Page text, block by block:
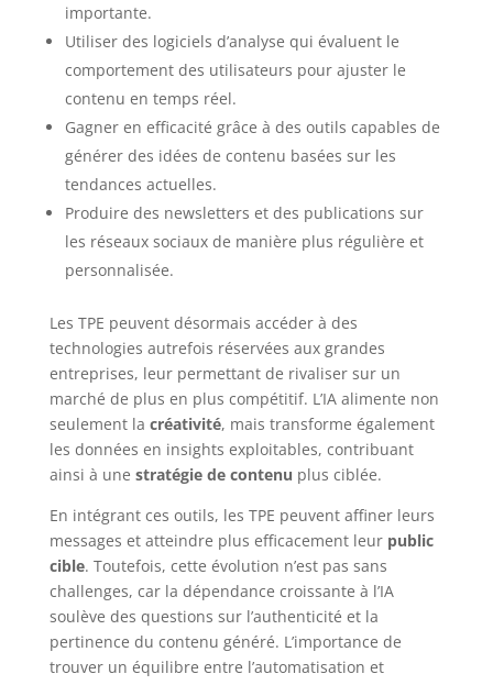
importante.
Utiliser des logiciels d’analyse qui évaluent le
comportement des utilisateurs pour ajuster le
contenu en temps réel.
Gagner en efficacité grâce à des outils capables de
générer des idées de contenu basées sur les
tendances actuelles.
Produire des newsletters et des publications sur
les réseaux sociaux de manière plus régulière et
personnalisée.
Les TPE peuvent désormais accéder à des
technologies autrefois réservées aux grandes
entreprises, leur permettant de rivaliser sur un
marché de plus en plus compétitif. L’IA alimente non
seulement la créativité, mais transforme également
les données en insights exploitables, contribuant
ainsi à une stratégie de contenu plus ciblée.
En intégrant ces outils, les TPE peuvent affiner leurs
messages et atteindre plus efficacement leur public
cible. Toutefois, cette évolution n’est pas sans
challenges, car la dépendance croissante à l’IA
soulève des questions sur l’authenticité et la
pertinence du contenu généré. L’importance de
trouver un équilibre entre l’automatisation et